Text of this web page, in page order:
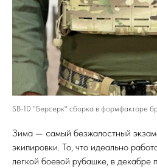
SB-10 "Берсерк" сборка в формфакторе
Зима — самый безжалостный
экипировки. То, что идеально
легкой боевой рубашке, в декабре